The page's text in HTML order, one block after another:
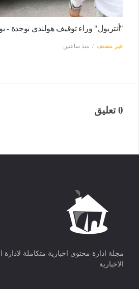
"أنتربول" وراء توقيف هولندي بوجدة -
غير مصنف منذ ساعتين
0 تعليق
مجلة ادارة محتوى اخبارية متكاملة
الاخبارية